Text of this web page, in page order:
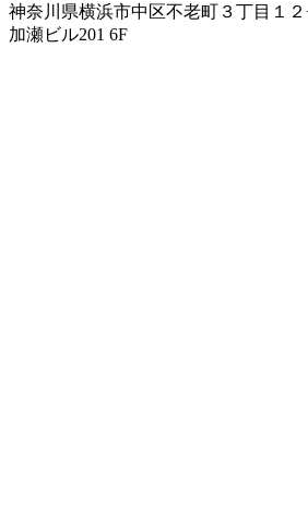
神奈川県横浜市中区不老町３丁目１２
加瀬ビル201 6F